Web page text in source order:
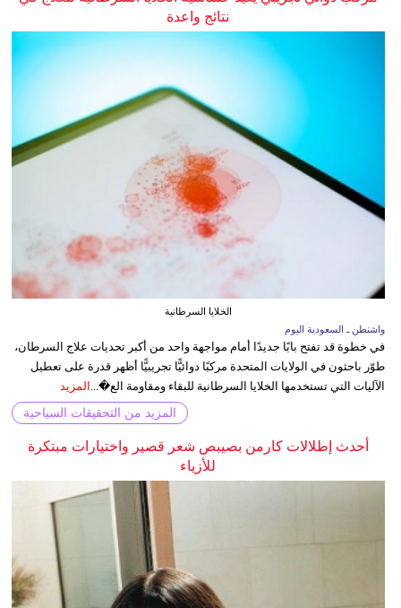
نتائج واعدة
الخلايا السرطانية
واشنطن ـ السعودية اليوم
في خطوة قد تفتح بابًا جديدًا أمام مواجهة واحد من أكبر تحديات علاج السرطان،
طوّر باحثون في الولايات المتحدة مركبًا دوائيًّا تجريبيًّا أظهر قدرة على تعطيل
الآليات التي تستخدمها الخلايا السرطانية للبقاء ومقاومة الع�...
المزيد
المزيد من التحقيقات السياحية
أحدث إطلالات كارمن بصيبص شعر قصير واختيارات مبتكرة
للأزياء